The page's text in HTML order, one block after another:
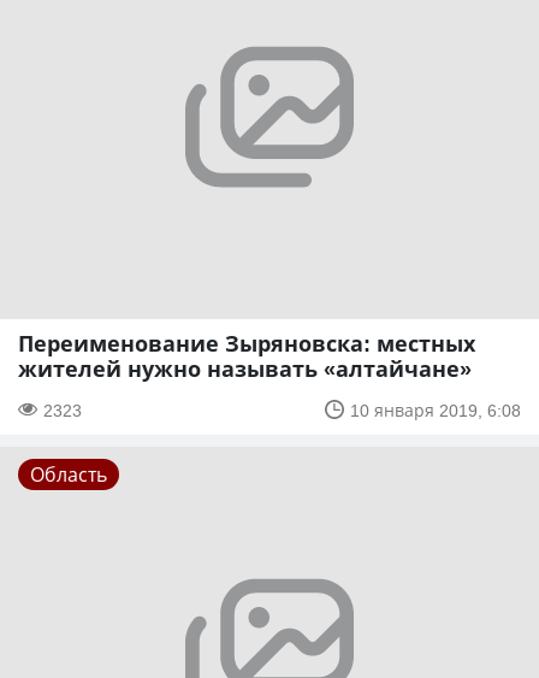
Переименование Зыряновска: местных
жителей нужно называть «алтайчане»
2323 10 января 2019, 6:08
Область